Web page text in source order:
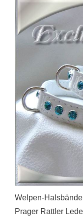
Welpen-
Prager Rattler